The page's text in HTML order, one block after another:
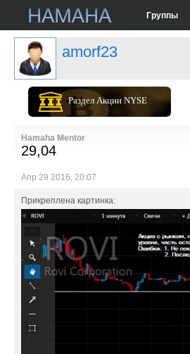
Группы
amorf23
Раздел Акции NYSE
Hamaha Mentor
29,04
Апр 29 2016, 20:07
Прикреплена картинка: